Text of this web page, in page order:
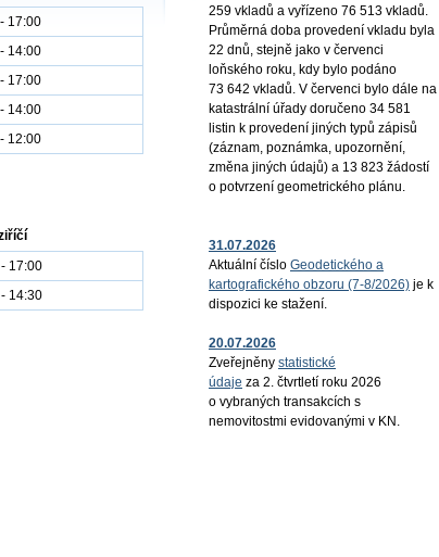
17:00
14:00
17:00
14:00
12:00
17:00
14:30
259 vkladů a vyřízeno 76 513 vkladů.
Průměrná doba provedení vkladu byla
22 dnů, stejně jako v červenci
loňského roku, kdy bylo podáno
73 642 vkladů. V červenci bylo dále na
katastrální úřady doručeno 34 581
listin k provedení jiných typů zápisů
(záznam, poznámka, upozornění,
změna jiných údajů) a 13 823 žádostí
o potvrzení geometrického plánu.
31.07.2026
Aktuální číslo Geodetického a
kartografického obzoru (7-8/2026) je k
dispozici ke stažení.
20.07.2026
Zveřejněny statistické
údaje za 2. čtvrtletí roku 2026
o vybraných transakcích s
nemovitostmi evidovanými v KN.